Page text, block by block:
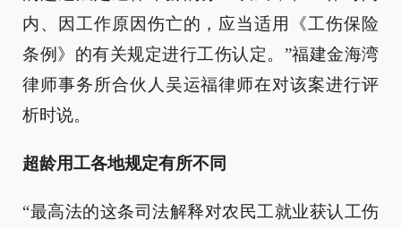
内、因工作原因伤亡的，应当适用《工伤保险
条例》的有关规定进行工伤认定。”福建金海湾
律师事务所合伙人吴运福律师在对该案进行评
析时说。
超龄用工各地规定有所不同
“最高法的这条司法解释对农民工就业获认工伤